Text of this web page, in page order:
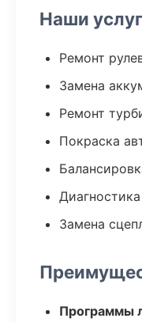
Наши
Ремонт
Замена
Ремонт
Покраска
Замена
Программы